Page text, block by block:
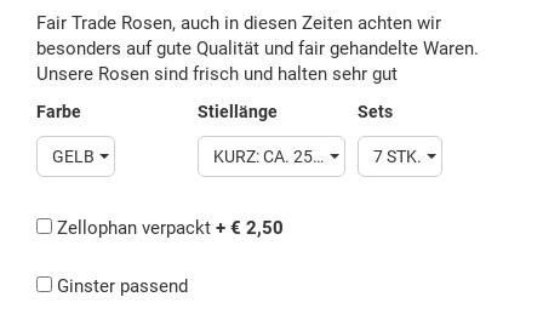
Fair Trade Rosen, auch in diesen Zeiten achten wir
besonders auf gute Qualität und fair gehandelte Waren.
Unsere Rosen sind frisch und halten sehr gut
Farbe
GELB
Stiellänge
KURZ: CA. 25- 35 CM
Sets
7 STK.
Zellophan verpackt + € 2,50
Ginster passend